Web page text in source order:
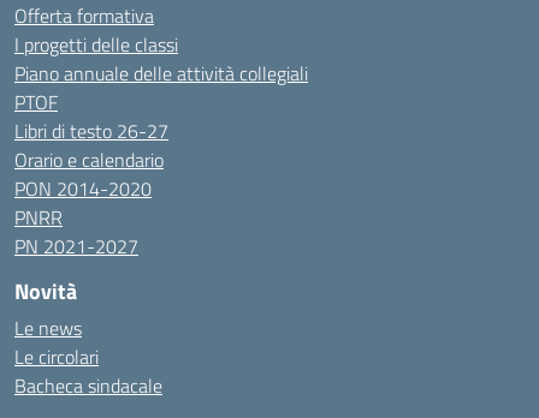
Offerta formativa
I progetti delle classi
Piano annuale delle attività collegiali
PTOF
Libri di testo 26-27
Orario e calendario
PON 2014-2020
PNRR
PN 2021-2027
Novità
Le news
Le circolari
Bacheca sindacale